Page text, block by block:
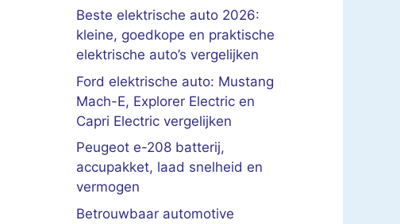
Beste elektrische auto 2026:
kleine, goedkope en praktische
elektrische auto’s vergelijken
Ford elektrische auto: Mustang
Mach-E, Explorer Electric en
Capri Electric vergelijken
Peugeot e-208 batterij,
accupakket, laad snelheid en
vermogen
Betrouwbaar automotive